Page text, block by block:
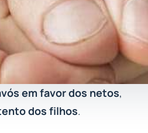
em favor dos netos,
dos filhos.